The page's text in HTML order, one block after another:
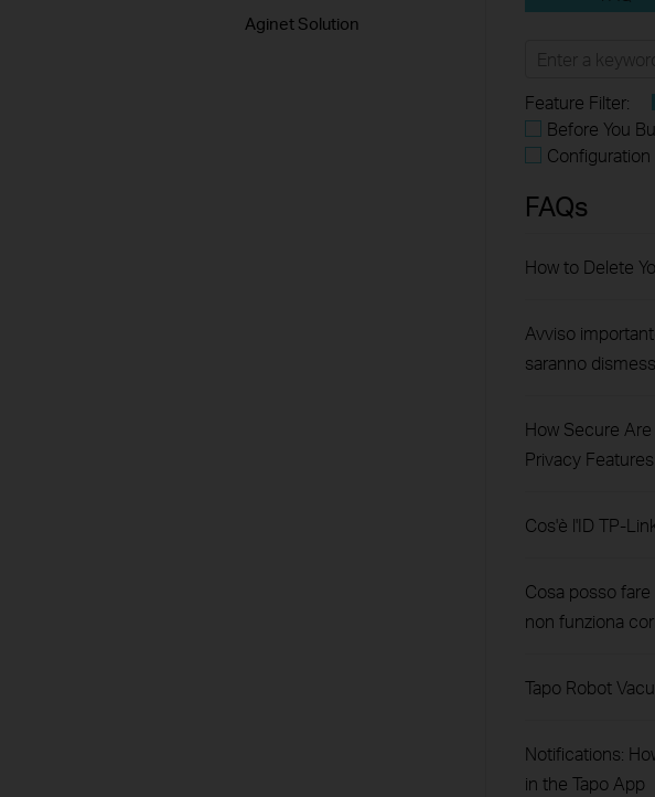
Aginet Solution
Feature Filter:
Before You
Configuration
FAQs
How to Delete
Avviso
saranno
How Secure
Privacy
Cos'è l'ID TP-
Cosa posso
non funziona
Tapo Robot
Notifications:
in the Tapo App